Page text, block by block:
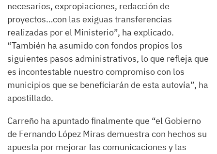
necesarios, expropiaciones, redacción de
proyectos…con las exiguas transferencias
realizadas por el Ministerio”, ha explicado.
“También ha asumido con fondos propios los
siguientes pasos administrativos, lo que refleja que
es incontestable nuestro compromiso con los
municipios que se beneficiarán de esta autovía”, ha
apostillado.
Carreño ha apuntado finalmente que “el Gobierno
de Fernando López Miras demuestra con hechos su
apuesta por mejorar las comunicaciones y las